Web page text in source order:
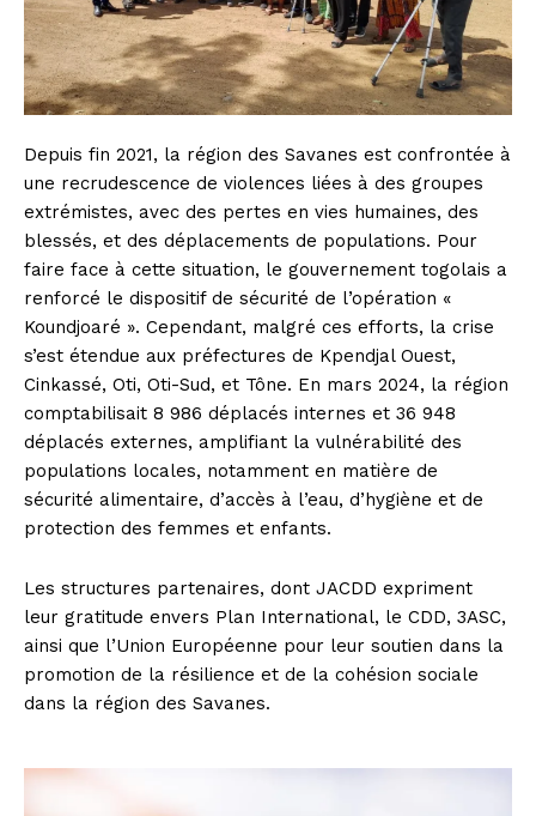
Depuis fin 2021, la région des Savanes est confrontée à
une recrudescence de violences liées à des groupes
extrémistes, avec des pertes en vies humaines, des
blessés, et des déplacements de populations. Pour
faire face à cette situation, le gouvernement togolais a
renforcé le dispositif de sécurité de l’opération «
Koundjoaré ». Cependant, malgré ces efforts, la crise
s’est étendue aux préfectures de Kpendjal Ouest,
Cinkassé, Oti, Oti-Sud, et Tône. En mars 2024, la région
comptabilisait 8 986 déplacés internes et 36 948
déplacés externes, amplifiant la vulnérabilité des
populations locales, notamment en matière de
sécurité alimentaire, d’accès à l’eau, d’hygiène et de
protection des femmes et enfants.
Les structures partenaires, dont JACDD expriment
leur gratitude envers Plan International, le CDD, 3ASC,
ainsi que l’Union Européenne pour leur soutien dans la
promotion de la résilience et de la cohésion sociale
dans la région des Savanes.